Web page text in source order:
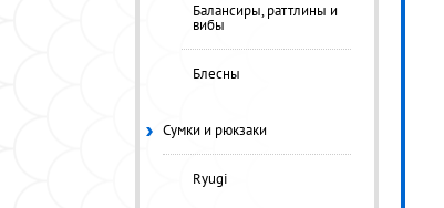
Балансиры, раттлины и
вибы
Блесны
Сумки и рюкзаки
Ryugi